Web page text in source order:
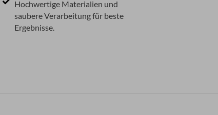
Hochwertige Materialien und
saubere Verarbeitung für beste
Ergebnisse.